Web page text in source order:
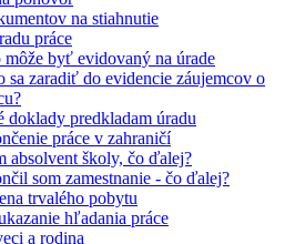
na stiahnutie
práce
byť evidovaný na úrade
sa zaradiť do evidencie záujemcov o
doklady predkladam úradu
práce v zahraničí
absolvent školy, čo ďalej?
som zamestnanie - čo ďalej?
trvalého pobytu
hľadania práce
a rodina